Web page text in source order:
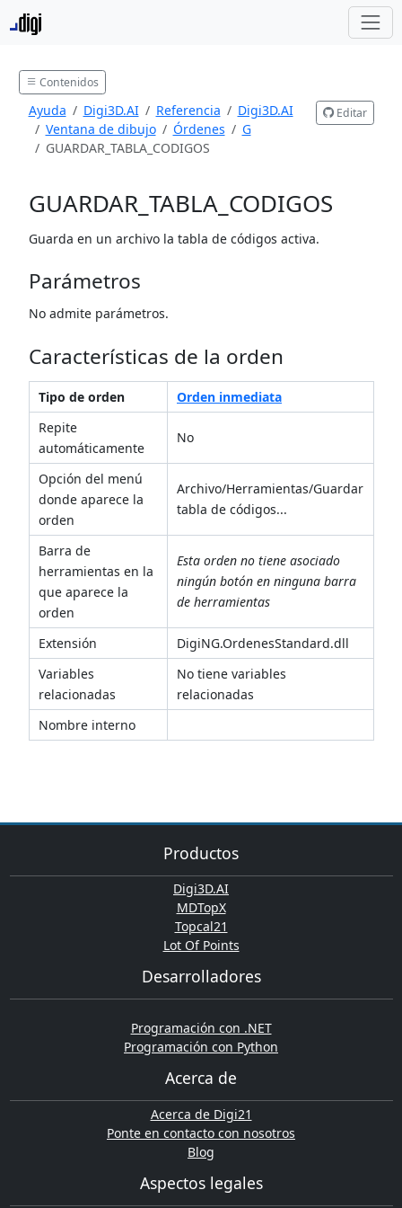
Contenidos
Ayuda Digi3D.AI Referencia
Digi3D.AI
Ventana de dibujo
Órdenes
G
GUARDAR_TABLA_CODIGOS
Editar
GUARDAR_TABLA_CODIGOS
Guarda en un archivo la tabla de códigos activa.
Parámetros
No admite parámetros.
Características de la orden
Tipo de orden
Orden inmediata
Repite
automáticamente
No
Opción del menú
donde aparece la
orden
Archivo/Herramientas/Guardar
tabla de códigos...
Barra de
herramientas en la
que aparece la
orden
Esta orden no tiene asociado
ningún botón en ninguna barra
de herramientas
Extensión
DigiNG.OrdenesStandard.dll
Variables
relacionadas
No tiene variables
relacionadas
Nombre interno
Productos
Digi3D.AI
MDTopX
Topcal21
Lot Of Points
Desarrolladores
Programación con .NET
Programación con Python
Acerca de
Acerca de Digi21
Ponte en contacto con nosotros
Blog
Aspectos legales